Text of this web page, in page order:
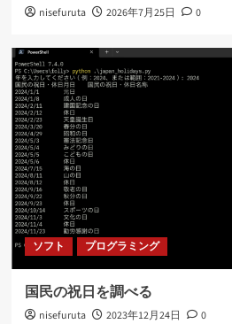
nisefuruta 2026年7月25日 0
ソフト プログラミング
国民の祝日を調べる
nisefuruta 2023年12月24日 0